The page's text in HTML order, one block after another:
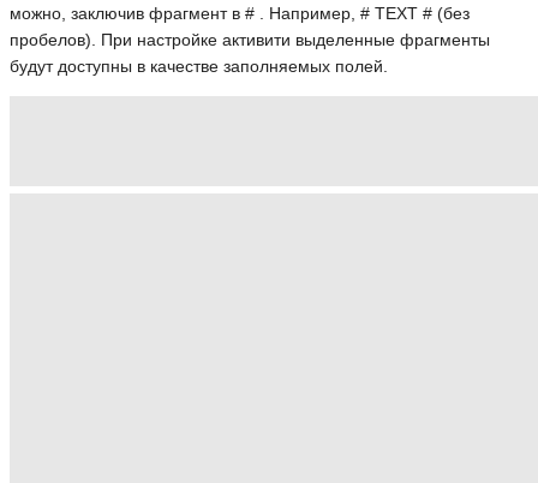
можно, заключив фрагмент в # . Например, # TEXT # (без
пробелов). При настройке активити выделенные фрагменты
будут доступны в качестве заполняемых полей.